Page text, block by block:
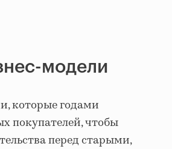
модели
которые годами
покупателей, чтобы
перед старыми,